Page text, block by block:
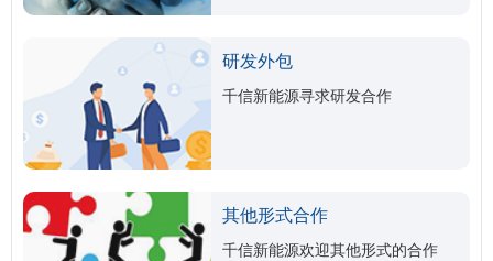
研发外包
千信新能源寻求研发合作
其他形式合作
千信新能源欢迎其他形式的合作